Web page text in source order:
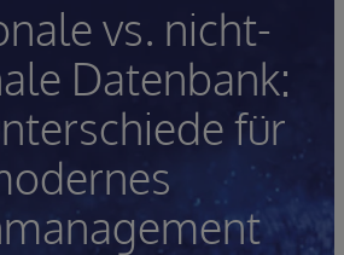
vs. nicht-
Datenbank:
für